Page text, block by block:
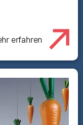
erfahren